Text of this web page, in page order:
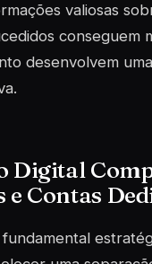
valiosas
conseguem
desenvolvem
Digital
Contas